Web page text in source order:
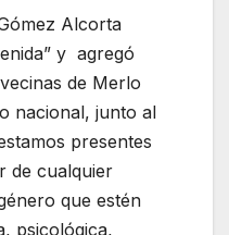
Alcorta
y agregó
de Merlo
nacional, junto al
presentes
de cualquier
que estén
psicológica,